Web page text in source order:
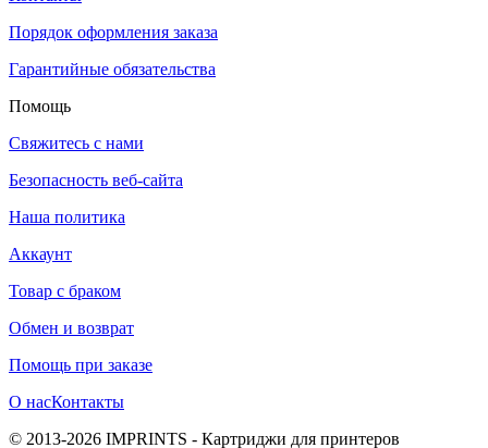
Порядок оформления заказа
Гарантийные обязательства
Помощь
Свяжитесь с нами
Безопасность веб-сайта
Наша политика
Аккаунт
Товар с браком
Обмен и возврат
Помощь при заказе
О насКонтакты
© 2013-2026 IMPRINTS - Картриджи для принтеров